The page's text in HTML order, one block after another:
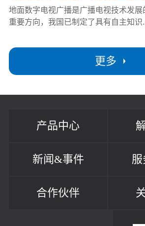
更多
地面数字电视广播是广播电视技术发展
重要方向，我国已制定了具有自主知识
产品中心
新闻&事件
合作伙伴